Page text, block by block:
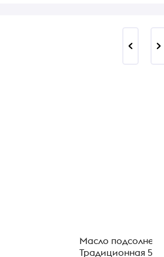
Масло
Традиционная 500